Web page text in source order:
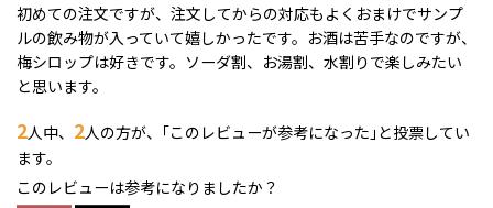
初めての注文ですが、注文してからの対応もよくおまけでサンプ
ルの飲み物が入っていて嬉しかったです。お酒は苦手なのですが、
梅シロップは好きです。ソーダ割、お湯割、水割りで楽しみたい
と思います。
2人中、 2人の方が、｢このレビューが参考になった｣と投票してい
ます。
このレビューは参考になりましたか？